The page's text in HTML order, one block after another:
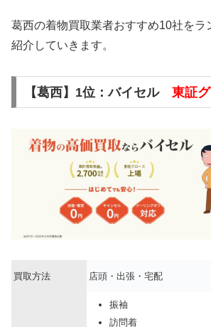
葛西の着物買取業者おすすめ10社をラ
紹介していきます。
【葛西】1位：バイセル 東証
買取方法 店頭・出張・宅配
振袖
訪問着